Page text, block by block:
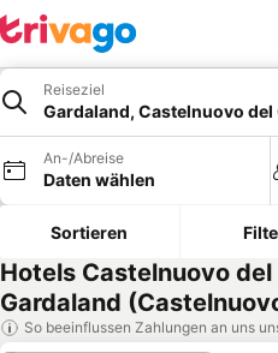
Reiseziel
Gardaland, Castelnuovo del
An-/Abreise
Daten wählen
Sortieren
Hotels Castelnuovo del
Gardaland
So beeinflussen Zahlungen an uns